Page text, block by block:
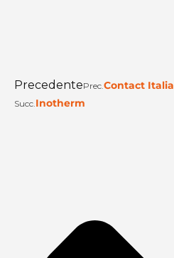
PrecedentePrec.Contact Italia
Succ.Inotherm